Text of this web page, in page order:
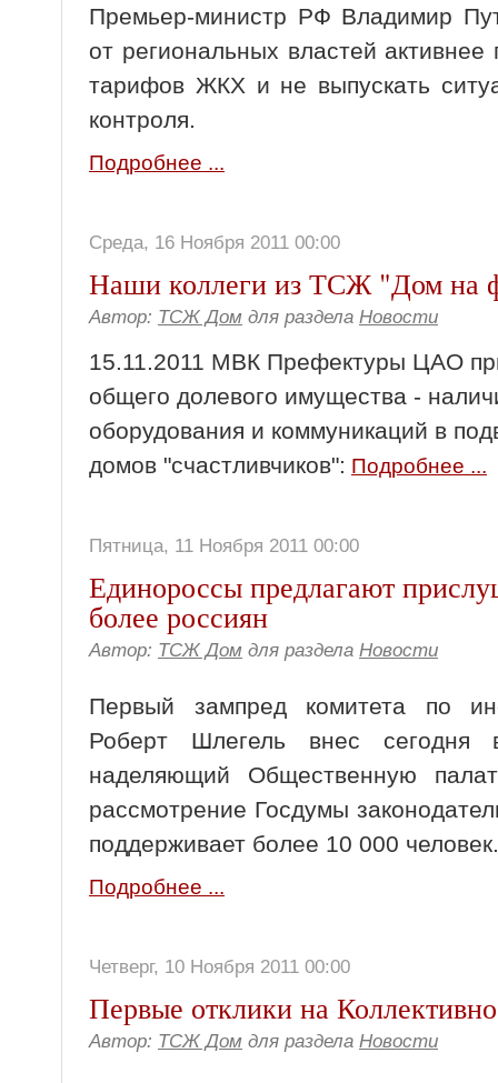
Премьер-министр РФ Владимир
от региональных властей активнее
тарифов ЖКХ и не выпускать
контроля.
Подробнее ...
Среда, 16 Ноября 2011 00:00
Наши коллеги из ТСЖ "Дом на
Автор: ТСЖ Дом для раздела Новости
15.11.2011 МВК Префектуры ЦАО
общего долевого имущества -
оборудования и коммуникаций в
домов "счастливчиков": Подробнее ...
Пятница, 11 Ноября 2011 00:00
Единороссы предлагают
более россиян
Автор: ТСЖ Дом для раздела Новости
Первый зампред комитета по
Роберт Шлегель внес
наделяющий Общественную
рассмотрение Госдумы
поддерживает более 10 000 человек.
Подробнее ...
Четверг, 10 Ноября 2011 00:00
Первые отклики на
Автор: ТСЖ Дом для раздела Новости